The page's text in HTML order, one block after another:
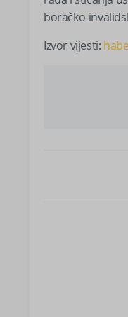
boračko-
Izvor vijesti: